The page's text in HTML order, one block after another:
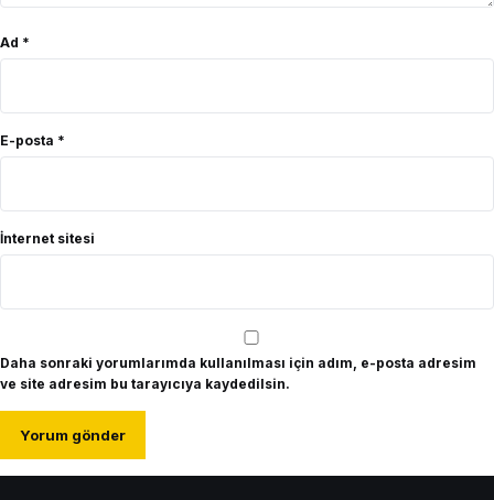
Ad *
E-posta *
İnternet sitesi
Daha sonraki yorumlarımda kullanılması için adım, e-posta adresim
ve site adresim bu tarayıcıya kaydedilsin.